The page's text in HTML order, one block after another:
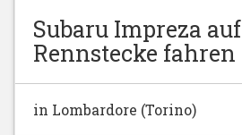
Subaru Impreza auf
Rennstecke fahren
in Lombardore (Torino)